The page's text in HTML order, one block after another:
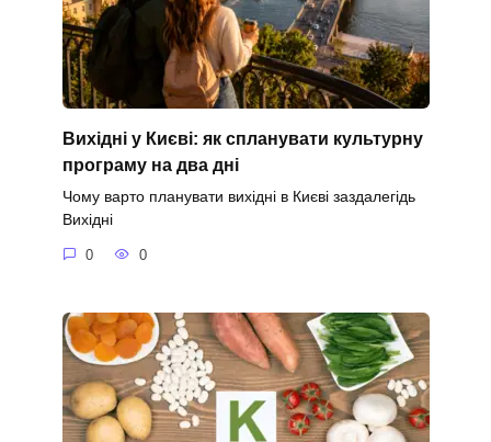
Вихідні у Києві: як спланувати культурну
програму на два дні
Чому варто планувати вихідні в Києві заздалегідь
Вихідні
0 0